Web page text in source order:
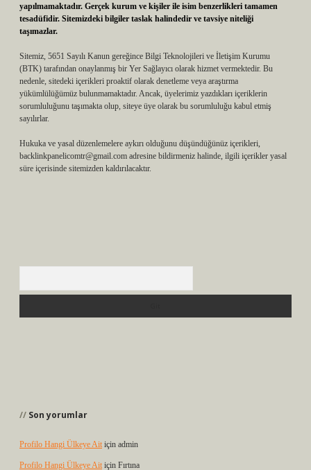
yapılmamaktadır. Gerçek kurum ve kişiler ile isim benzerlikleri tamamen
tesadüfidir. Sitemizdeki bilgiler taslak halindedir ve tavsiye niteliği
taşımazlar.
Sitemiz, 5651 Sayılı Kanun gereğince Bilgi Teknolojileri ve İletişim Kurumu
(BTK) tarafından onaylanmış bir Yer Sağlayıcı olarak hizmet vermektedir. Bu
nedenle, sitedeki içerikleri proaktif olarak denetleme veya araştırma
yükümlülüğümüz bulunmamaktadır. Ancak, üyelerimiz yazdıkları içeriklerin
sorumluluğunu taşımakta olup, siteye üye olarak bu sorumluluğu kabul etmiş
sayılırlar.
Hukuka ve yasal düzenlemelere aykırı olduğunu düşündüğünüz içerikleri,
backlinkpanelicomtr@gmail.com adresine bildirmeniz halinde, ilgili içerikler yasal
süre içerisinde sitemizden kaldırılacaktır.
Son yorumlar
Profilo Hangi Ülkeye Ait için admin
Profilo Hangi Ülkeye Ait için Fırtına